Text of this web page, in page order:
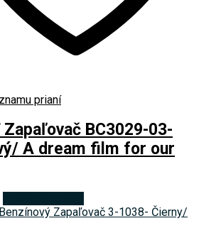
prianí
Zapaľovač BC3029-03-
A dream film for our